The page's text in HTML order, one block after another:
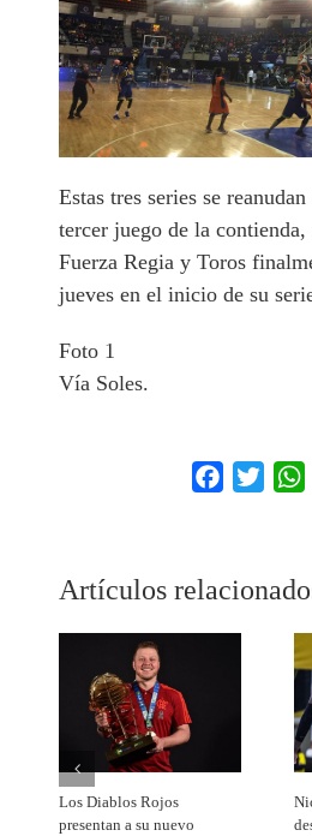
Estas tres series se
tercer juego de la contienda,
Fuerza Regia y Toros
jueves en el inicio de su
Foto 1
Vía Soles.
Facebook
Twitter
Artículos
Los Diablos Rojos
presentan a su nuevo